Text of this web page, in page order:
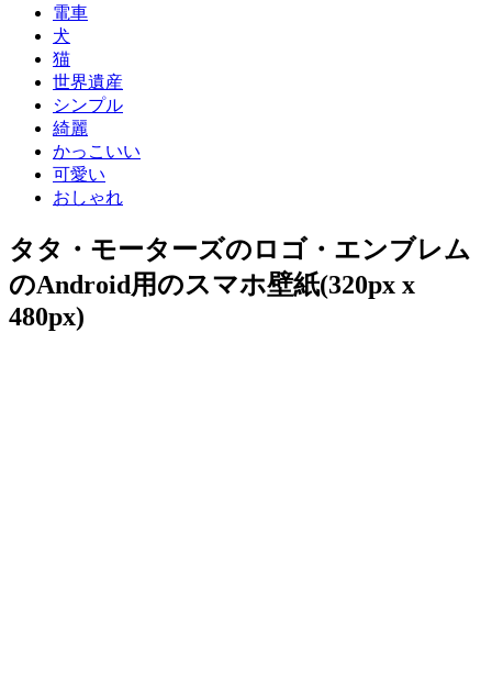
電車
犬
猫
世界遺産
シンプル
綺麗
かっこいい
可愛い
おしゃれ
タタ・モーターズのロゴ・エンブレム
のAndroid用のスマホ壁紙(320px x
480px)